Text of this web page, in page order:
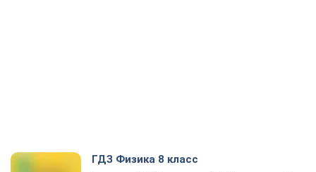
ГДЗ Физика 8 класс